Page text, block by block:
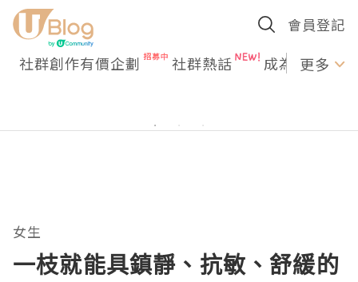
會員登記
社群創作有價企劃 社群熱話 成為U更多
女生
一枝就能具鎮靜、抗敏、舒緩的